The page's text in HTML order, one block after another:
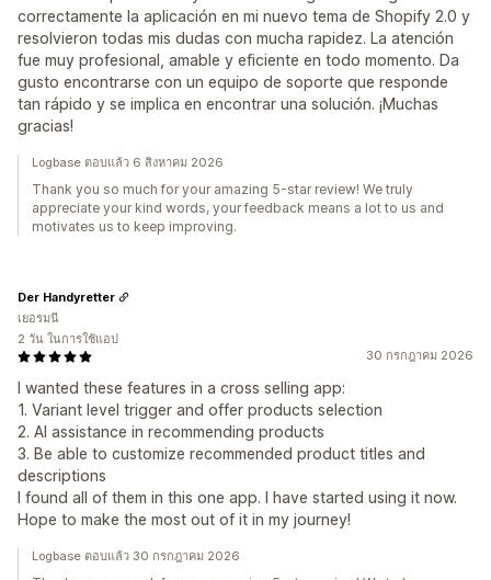
correctamente la aplicación en mi nuevo tema de Shopify 2.0 y
resolvieron todas mis dudas con mucha rapidez. La atención
fue muy profesional, amable y eficiente en todo momento. Da
gusto encontrarse con un equipo de soporte que responde
tan rápido y se implica en encontrar una solución. ¡Muchas
gracias!
Logbase ตอบแล้ว 6 สิงหาคม 2026
Thank you so much for your amazing 5-star review! We truly
appreciate your kind words, your feedback means a lot to us and
motivates us to keep improving.
30 กรกฎาคม 2026
I wanted these features in a cross selling app:
1. Variant level trigger and offer products selection
2. AI assistance in recommending products
3. Be able to customize recommended product titles and
descriptions
I found all of them in this one app. I have started using it now.
Hope to make the most out of it in my journey!
Der Handyretter
เยอรมนี
2 วัน ในการใช้แอป
Logbase ตอบแล้ว 30 กรกฎาคม 2026